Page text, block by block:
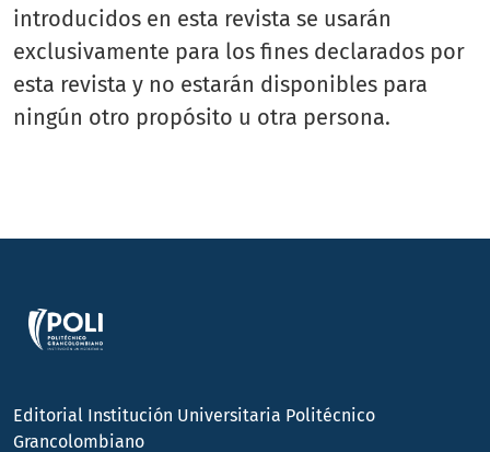
introducidos en esta revista se usarán
exclusivamente para los fines declarados por
esta revista y no estarán disponibles para
ningún otro propósito u otra persona.
Editorial Institución Universitaria Politécnico
Grancolombiano